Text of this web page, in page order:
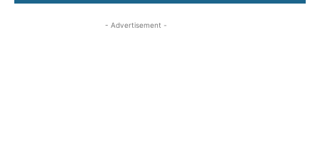
- Advertisement -